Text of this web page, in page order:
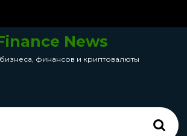
News
финансов и криптовалюты